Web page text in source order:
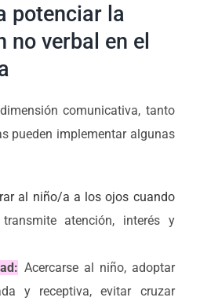
potenciar la
no verbal en el
comunicativa, tanto
pueden implementar algunas
al niño/a a los ojos cuando
atención, interés y
Acercarse al niño, adoptar
y receptiva, evitar cruzar